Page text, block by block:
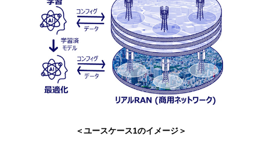
＜ユースケース1のイメージ＞